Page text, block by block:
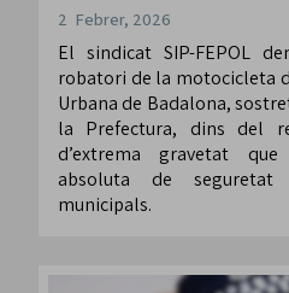
2 Febrer, 2026
El sindicat SIP-FEPOL
robatori de la motocicleta
Urbana de Badalona,
la Prefectura, dins del
d’extrema gravetat
absoluta de
municipals.